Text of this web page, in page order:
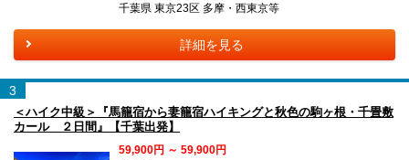
千葉県 東京23区 多摩・西東京等
詳細を見る
3
＜ハイク中級＞『馬籠宿から妻籠宿ハイキングと秋色の駒ヶ根・千畳敷
カール ２日間』【千葉出発】
59,900円 ～ 59,900円